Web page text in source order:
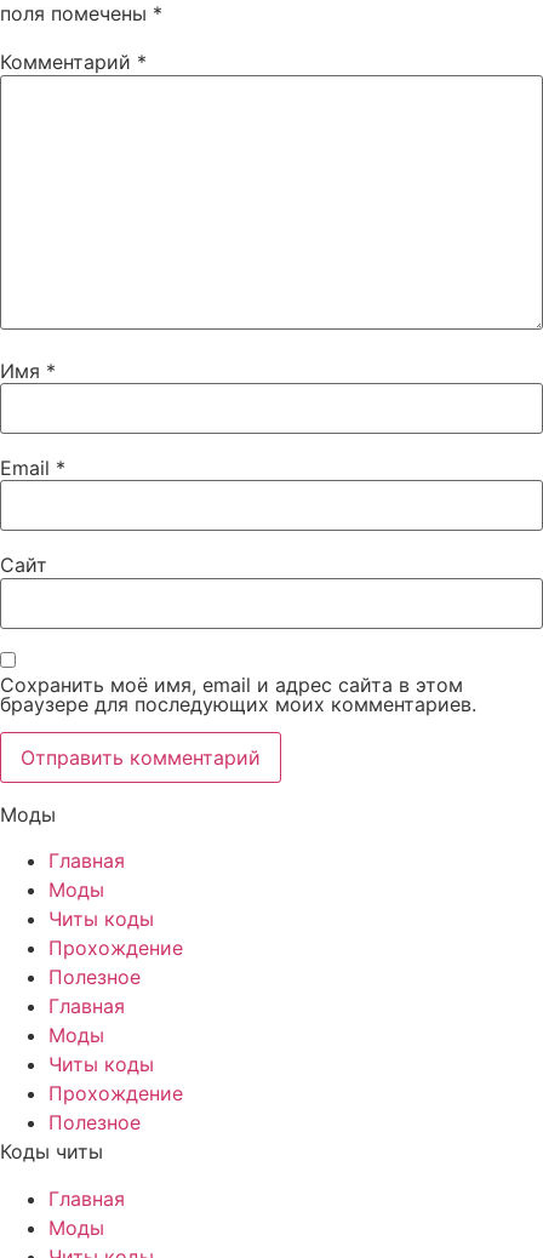
поля помечены *
Комментарий *
Имя *
Email *
Сайт
Сохранить моё имя, email и адрес сайта в этом
браузере для последующих моих комментариев.
Моды
Главная
Моды
Читы коды
Прохождение
Полезное
Главная
Моды
Читы коды
Прохождение
Полезное
Коды читы
Главная
Моды